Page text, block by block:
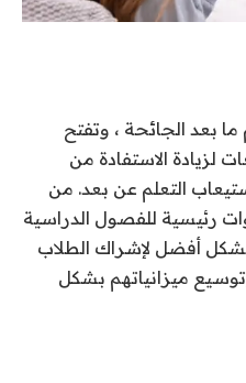
بعد الجائحة ، وتفتح
لزيادة الاستفادة من
التعلم عن بعد. من
رئيسية للفصول الدراسية
أفضل لإشراك الطلاب
ميزانياتهم بشكل